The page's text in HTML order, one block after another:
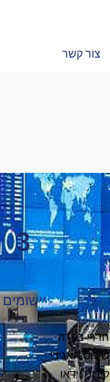
צור קשר
3
יישומים
חדרי בקרה
שילוט תאגידי
קירות וידאו